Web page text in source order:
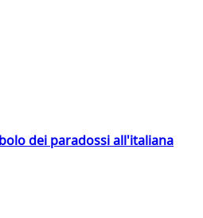
dei paradossi all'italiana